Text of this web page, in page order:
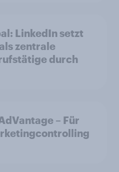
LinkedIn setzt
zentrale
durch
– Für